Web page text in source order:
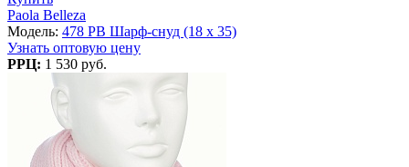
Paola Belleza
Модель: 478 PB Шарф-снуд (18 x 35)
Узнать оптовую цену
РРЦ: 1 530 руб.